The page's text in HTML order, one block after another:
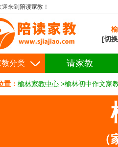
来到 陪读家教 ！
[切
教分类 请家教
置： 榆林家教中心 >榆林初中作文家